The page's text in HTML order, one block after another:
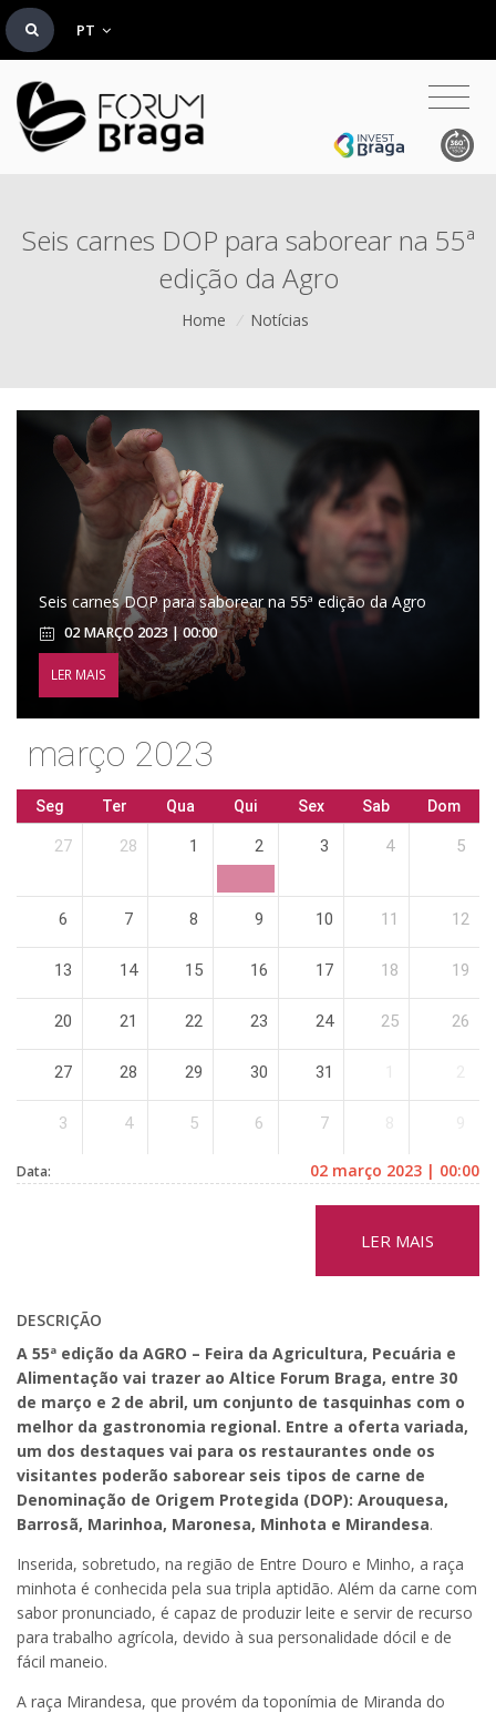
PT
Seis carnes DOP para saborear na 55ª
edição da Agro
Home / Notícias
Seis carnes DOP para saborear na 55ª edição da Agro
02 MARÇO 2023 | 00:00
LER MAIS
março 2023
Seg Ter Qua Qui Sex Sab Dom
27 28 1 2 3 4 5
6 7 8 9 10 11 12
13 14 15 16 17 18 19
20 21 22 23 24 25 26
27 28 29 30 31
3 4 5 6 7
Data: 02 março 2023 | 00:00
LER MAIS
DESCRIÇÃO
A 55ª edição da AGRO – Feira da Agricultura, Pecuária e
Alimentação vai trazer ao Altice Forum Braga, entre 30
de março e 2 de abril, um conjunto de tasquinhas com o
melhor da gastronomia regional. Entre a oferta variada,
um dos destaques vai para os restaurantes onde os
visitantes poderão saborear seis tipos de carne de
Denominação de Origem Protegida (DOP): Arouquesa,
Barrosã, Marinhoa, Maronesa, Minhota e Mirandesa.
Inserida, sobretudo, na região de Entre Douro e Minho, a raça
minhota é conhecida pela sua tripla aptidão. Além da carne com
sabor pronunciado, é capaz de produzir leite e servir de recurso
para trabalho agrícola, devido à sua personalidade dócil e de
fácil maneio.
A raça Mirandesa, que provém da toponímia de Miranda do